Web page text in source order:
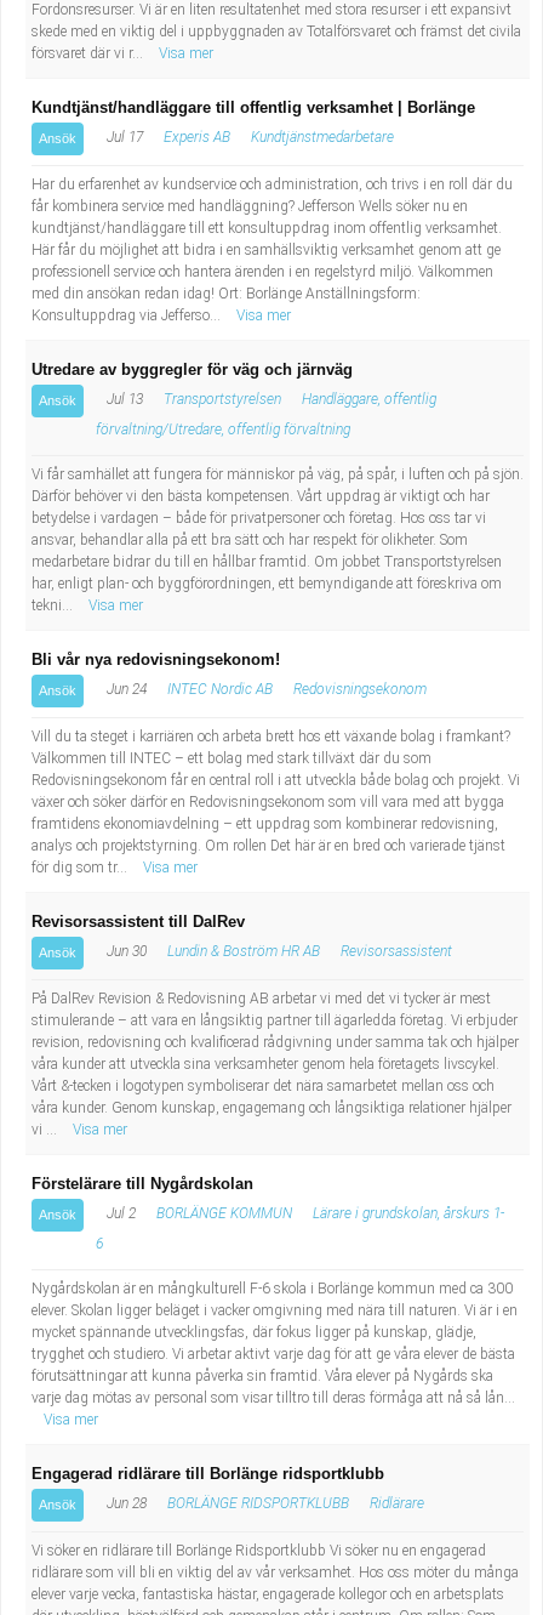
Fordonsresurser. Vi är en liten resultatenhet med stora resurser i ett expansivt
skede med en viktig del i uppbyggnaden av Totalförsvaret och främst det civila
försvaret där vi r...
Visa mer
Kundtjänst/handläggare till offentlig verksamhet | Borlänge
Ansök Jul 17 Experis AB Kundtjänstmedarbetare
Har du erfarenhet av kundservice och administration, och trivs i en roll där du
får kombinera service med handläggning? Jefferson Wells söker nu en
kundtjänst/handläggare till ett konsultuppdrag inom offentlig verksamhet.
Här får du möjlighet att bidra i en samhällsviktig verksamhet genom att ge
professionell service och hantera ärenden i en regelstyrd miljö. Välkommen
med din ansökan redan idag! Ort: Borlänge Anställningsform:
Konsultuppdrag via Jefferso...
Visa mer
Utredare av byggregler för väg och järnväg
Ansök Jul 13 Transportstyrelsen
Handläggare, offentlig
förvaltning/Utredare, offentlig förvaltning
Vi får samhället att fungera för människor på väg, på spår, i luften och på sjön.
Därför behöver vi den bästa kompetensen. Vårt uppdrag är viktigt och har
betydelse i vardagen – både för privatpersoner och företag. Hos oss tar vi
ansvar, behandlar alla på ett bra sätt och har respekt för olikheter. Som
medarbetare bidrar du till en hållbar framtid. Om jobbet Transportstyrelsen
har, enligt plan- och byggförordningen, ett bemyndigande att föreskriva om
tekni...
Visa mer
Bli vår nya redovisningsekonom!
Ansök Jun 24 INTEC Nordic AB Redovisningsekonom
Vill du ta steget i karriären och arbeta brett hos ett växande bolag i framkant?
Välkommen till INTEC – ett bolag med stark tillväxt där du som
Redovisningsekonom får en central roll i att utveckla både bolag och projekt. Vi
växer och söker därför en Redovisningsekonom som vill vara med att bygga
framtidens ekonomiavdelning – ett uppdrag som kombinerar redovisning,
analys och projektstyrning. Om rollen Det här är en bred och varierade tjänst
för dig som tr...
Visa mer
Revisorsassistent till DalRev
Ansök Jun 30 Lundin & Boström HR AB Revisorsassistent
På DalRev Revision & Redovisning AB arbetar vi med det vi tycker är mest
stimulerande – att vara en långsiktig partner till ägarledda företag. Vi erbjuder
revision, redovisning och kvalificerad rådgivning under samma tak och hjälper
våra kunder att utveckla sina verksamheter genom hela företagets livscykel.
Vårt &-tecken i logotypen symboliserar det nära samarbetet mellan oss och
våra kunder. Genom kunskap, engagemang och långsiktiga relationer hjälper
vi ...
Visa mer
Förstelärare till Nygårdskolan
Ansök Jul 2 BORLÄNGE KOMMUN
Lärare i grundskolan, årskurs 1-
6
Nygårdskolan är en mångkulturell F-6 skola i Borlänge kommun med ca 300
elever. Skolan ligger beläget i vacker omgivning med nära till naturen. Vi är i en
mycket spännande utvecklingsfas, där fokus ligger på kunskap, glädje,
trygghet och studiero. Vi arbetar aktivt varje dag för att ge våra elever de bästa
förutsättningar att kunna påverka sin framtid. Våra elever på Nygårds ska
varje dag mötas av personal som visar tilltro till deras förmåga att nå så lån...
Visa mer
Engagerad ridlärare till Borlänge ridsportklubb
Ansök Jun 28 BORLÄNGE RIDSPORTKLUBB Ridlärare
Vi söker en ridlärare till Borlänge Ridsportklubb Vi söker nu en engagerad
ridlärare som vill bli en viktig del av vår verksamhet. Hos oss möter du många
elever varje vecka, fantastiska hästar, engagerade kollegor och en arbetsplats